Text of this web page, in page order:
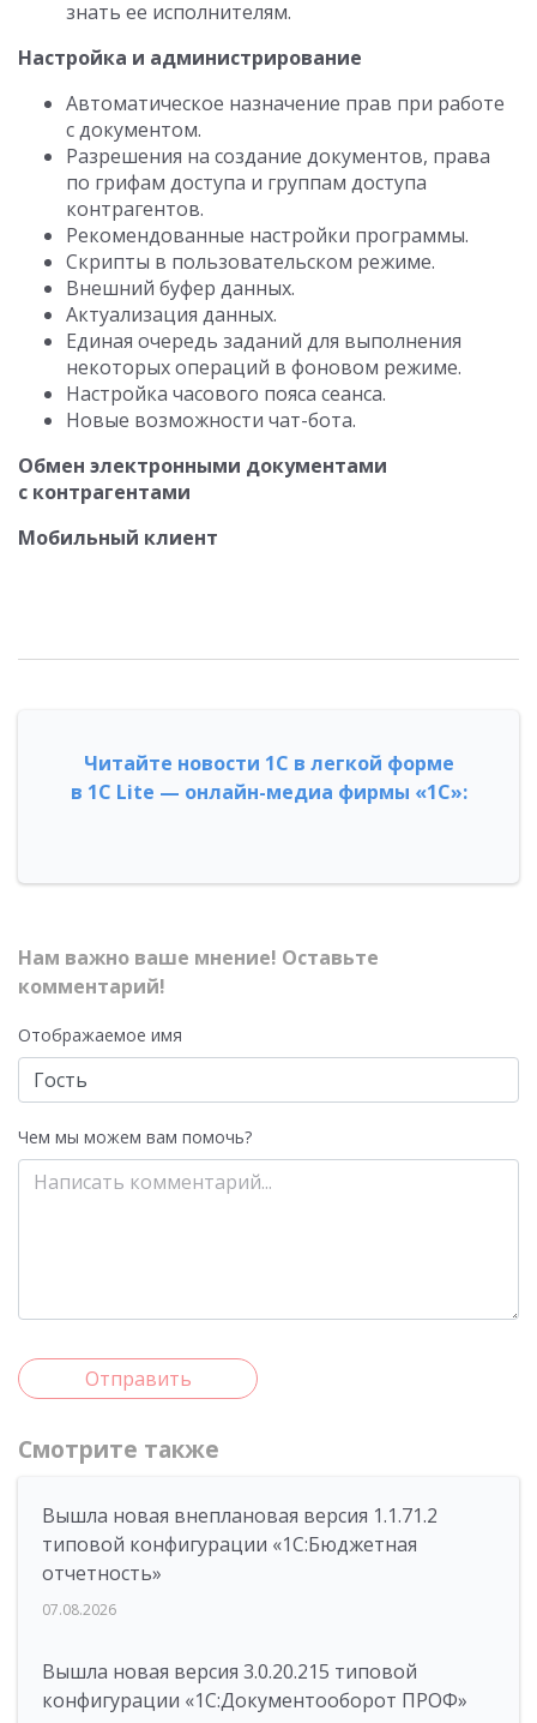
знать ее исполнителям.
Настройка и администрирование
Автоматическое назначение прав при работе
с документом.
Разрешения на создание документов, права
по грифам доступа и группам доступа
контрагентов.
Рекомендованные настройки программы.
Скрипты в пользовательском режиме.
Внешний буфер данных.
Актуализация данных.
Единая очередь заданий для выполнения
некоторых операций в фоновом режиме.
Настройка часового пояса сеанса.
Новые возможности чат-бота.
Обмен электронными документами
с контрагентами
Мобильный клиент
Читайте новости 1С в легкой форме
в 1С Lite — онлайн-медиа фирмы «1С»:
Нам важно ваше мнение! Оставьте
комментарий!
Отображаемое имя
Чем мы можем вам помочь?
Отправить
Смотрите также
Вышла новая внеплановая версия 1.1.71.2
типовой конфигурации «1C:Бюджетная
отчетность»
07.08.2026
Вышла новая версия 3.0.20.215 типовой
конфигурации «1С:Документооборот ПРОФ»